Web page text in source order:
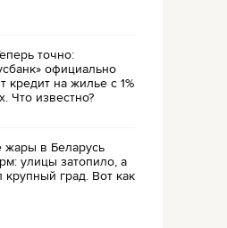
точно:
официально
кредит на жилье с 1%
Что известно?
жары в Беларусь
улицы затопило, а
крупный град. Вот как